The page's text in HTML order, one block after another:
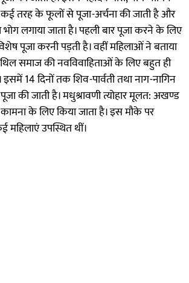
कई तरह के फूलों से पूजा-अर्चना की जाती है और
लगाया जाता है। पहली बार पूजा करने के लिए
पूजा करनी पड़ती है। वहीं महिलाओं ने बताया
समाज की नवविवाहिताओं के लिए बहुत ही
14 दिनों तक शिव-पार्वती तथा नाग-नागिन
की जाती है। मधुश्रावणी त्योहार मूलत: अखण्ड
के लिए किया जाता है। इस मौके पर
महिलाएं उपस्थित थीं।